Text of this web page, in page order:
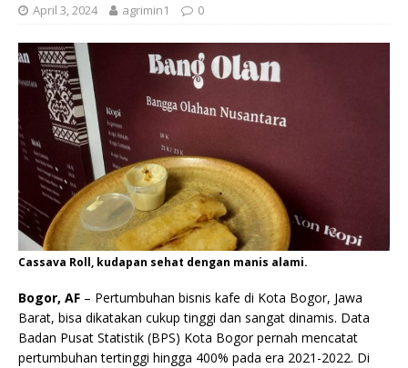
April 3, 2024 agrimin1 0
Cassava Roll, kudapan sehat dengan manis alami.
Bogor, AF – Pertumbuhan bisnis kafe di Kota Bogor, Jawa
Barat, bisa dikatakan cukup tinggi dan sangat dinamis. Data
Badan Pusat Statistik (BPS) Kota Bogor pernah mencatat
pertumbuhan tertinggi hingga 400% pada era 2021-2022. Di